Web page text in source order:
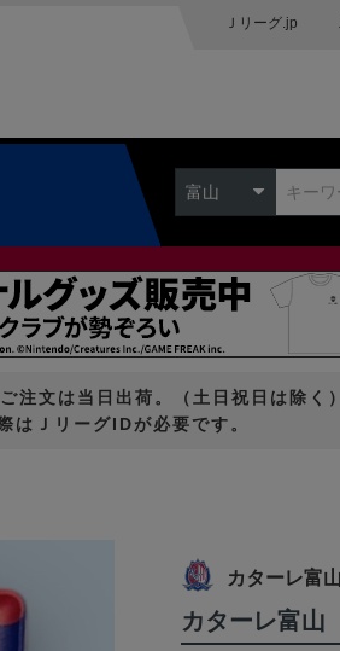
Ｊリーグ.jp
富山
注文は当日出荷。（土日祝日は除く）
はＪリーグIDが必要です。
カターレ富山
カターレ富